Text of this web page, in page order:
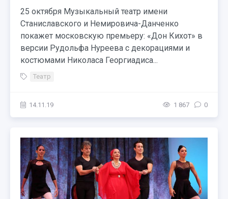
25 октября Музыкальный театр имени
Станиславского и Немировича-Данченко
покажет московскую премьеру: «Дон Кихот» в
версии Рудольфа Нуреева с декорациями и
костюмами Николаса Георгиадиса...
Театр
14.11.19 1 867 0